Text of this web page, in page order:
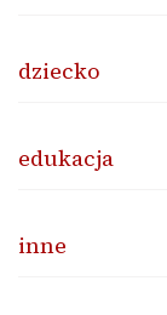
dziecko
edukacja
inne